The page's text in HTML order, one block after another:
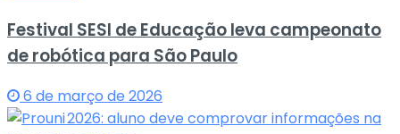
Festival SESI de Educação leva campeonato
de robótica para São Paulo
6 de março de 2026